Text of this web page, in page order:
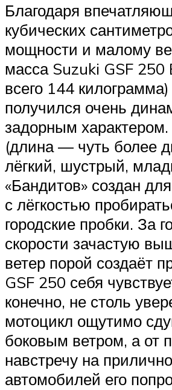
Благодаря
кубических
мощности и малому
масса Suzuki GSF
всего 144
получился очень
задорным
(длина — чуть более
лёгкий, шустрый,
«Бандитов» создан
с лёгкостью
городские пробки. За
скорости зачастую
ветер порой создаёт
GSF 250 себя
конечно, не столь
мотоцикл ощутимо
боковым ветром, а от
навстречу на
автомобилей его